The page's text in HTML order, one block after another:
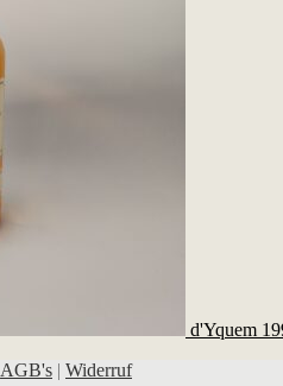
d'Yquem
AGB's | Widerruf